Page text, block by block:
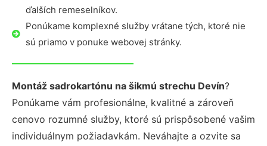
ďalších remeselníkov.
Ponúkame komplexné služby vrátane tých, ktoré nie
sú priamo v ponuke webovej stránky.
Montáž sadrokartónu na šikmú strechu Devín?
Ponúkame vám profesionálne, kvalitné a zároveň
cenovo rozumné služby, ktoré sú prispôsobené vašim
individuálnym požiadavkám. Neváhajte a ozvite sa